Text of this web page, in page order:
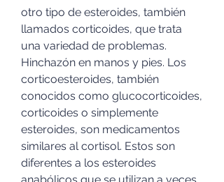
otro tipo de esteroides, también
llamados corticoides, que trata
una variedad de problemas.
Hinchazón en manos y pies. Los
corticoesteroides, también
conocidos como glucocorticoides,
corticoides o simplemente
esteroides, son medicamentos
similares al cortisol. Estos son
diferentes a los esteroides